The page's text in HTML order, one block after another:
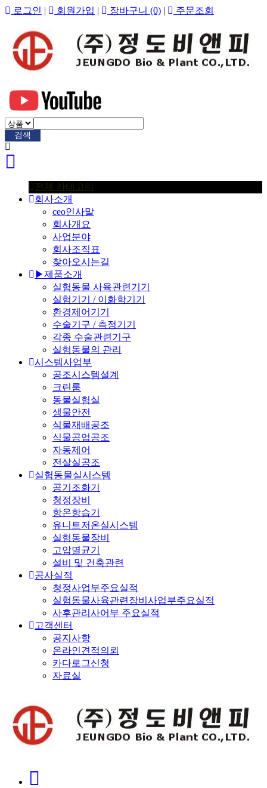
로그인 | 회원가입 | 장바구니 (0) | 주문조회
검색
전체 카테고리
회사소개
ceo인사말
회사개요
사업분야
회사조직표
찾아오시는길
▶제품소개
실험동물 사육관련기기
실험기기 / 이화학기기
환경제어기기
수술기구 / 측정기기
각종 수술관련기구
실험동물의 관리
시스템사업부
공조시스템설계
크린룸
동물실험실
생물안전
식물재배공조
식물공업공조
자동제어
전살실공조
실험동물실시스템
공기조화기
청정장비
항온항습기
유니트저온실시스템
실험동물장비
고압멸균기
설비 및 건축관련
공사실적
청정사업부주요실적
실험동물사육관련장비사업부주요실적
사후관리사어부 주요실적
고객센터
공지사항
온라인견적의뢰
카다로그신청
자료실